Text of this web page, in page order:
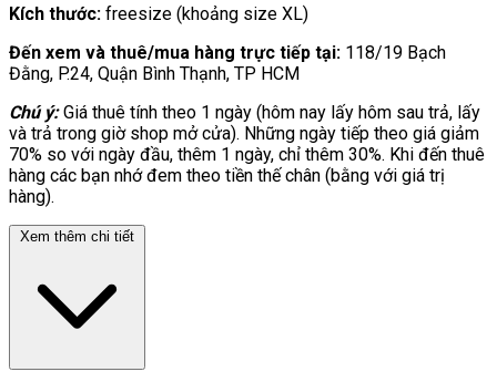
Kích thước: freesize (khoảng size XL)
Đến xem và thuê/mua hàng trực tiếp tại: 118/19 Bạch
Đằng, P.24, Quận Bình Thạnh, TP HCM
Chú ý:Giá thuê tính theo 1 ngày (hôm nay lấy hôm sau trả, lấy
và trả trong giờ shop mở cửa). Những ngày tiếp theo giá giảm
70% so với ngày đầu, thêm 1 ngày, chỉ thêm 30%. Khi đến thuê
hàng các bạn nhớ đem theo tiền thế chân (bằng với giá trị
hàng).
Xem thêm chi tiết